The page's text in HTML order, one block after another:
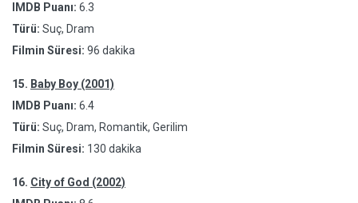
IMDB Puanı: 6.3
Türü: Suç, Dram
Filmin Süresi: 96 dakika
15. Baby Boy (2001)
IMDB Puanı: 6.4
Türü: Suç, Dram, Romantik, Gerilim
Filmin Süresi: 130 dakika
16. City of God (2002)